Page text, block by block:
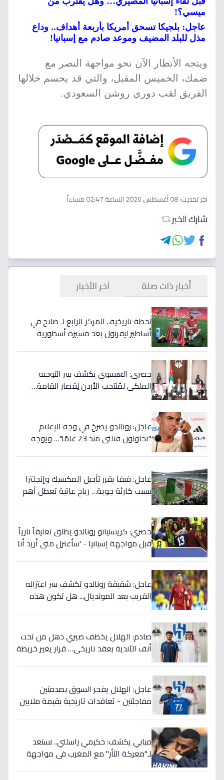
ميسي؟!
عاجل: بلجيكا تسحق أمريكا بأربعة أهداف.. وداع
مذل للبلد المضيف وموعد صادم مع إسبانيا!
ويتجه الأنظار الآن نحو مواجهة النصر مع
ضمك، الخميس المقبل، والتي قد يحسم خلالها
الفريق لقب دوري روشن السعودي.
اخر تحديث:08 أغسطس 2026 الساعة 02:47 مساءاً
شارك الخبر
أخبار ذات صلة آخر الأخبار
لحظة تاريخية.. المركز الرابع لـ صلاح في
أساطير ليفربول بعد مسيرة أسطورية
حصري: العيسوي يكشف سر التوجيه
الملكي لمُنتخب الأردن لِقصار القامة…
عاجل: رونالدو يصرخ في وجه الإعلام
"تحاولون قتلني منذ 23 عامًا"… ويوجه
عاجل: فيفا يقرر تأجيل المكسيك وإنجلترا
بسبب كارثة جوية… رياح عاتية تعطل أهم
حصري: كريستيانو رونالدو يطلق تعليقاً نارياً
قبل مواجهة إسبانيا - 'سأعتزل متى أريد أنا
عاجل: شقيقة رونالدو تكشف سر اعتزاله
القريب بعد المونديال... هل تكون هذه
صادم: الهلال يخطف صبري دهل من تحت
أنف الأندية بعقد تاريخي… قرار يغير خريطة
عاجل: الهلال يفجر السوق بصدمتين
مفاجئتين - تعاقدات تاريخية بقيمة ملايين
مبابي يكشف: حكيمي راسلني.. نستعد
لـ"معركة الثأر" مع المغرب في مواجهة